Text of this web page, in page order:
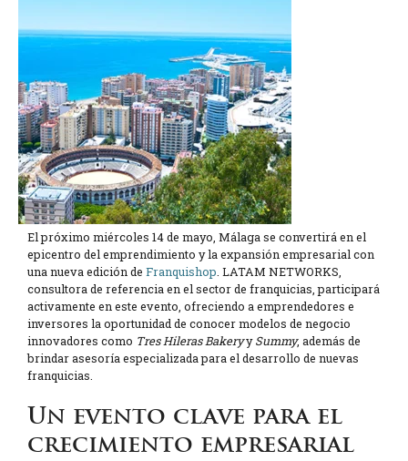
El próximo miércoles 14 de mayo, Málaga se convertirá en el
epicentro del emprendimiento y la expansión empresarial con
una nueva edición de Franquishop . LATAM NETWORKS,
consultora de referencia en el sector de franquicias, participará
activamente en este evento, ofreciendo a emprendedores e
inversores la oportunidad de conocer modelos de negocio
innovadores como Tres Hileras BakeryySummy, además de
brindar asesoría especializada para el desarrollo de nuevas
franquicias.
Un evento clave para el
crecimiento empresarial